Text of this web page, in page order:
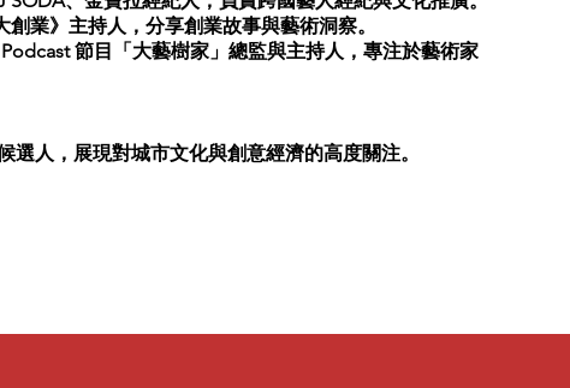
業》主持人，分享創業故事與藝術洞察。
節目「大藝樹家」總監與主持人，專注於藝術家
選人，展現對城市文化與創意經濟的高度關注。